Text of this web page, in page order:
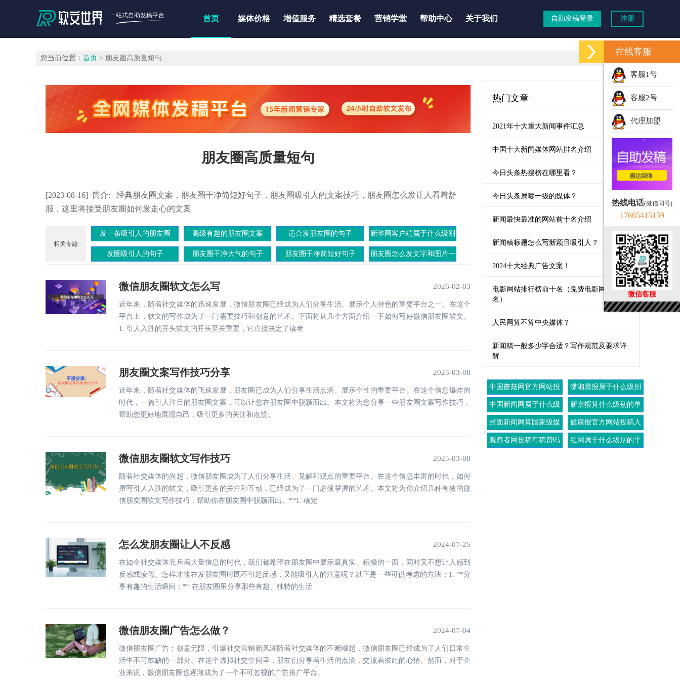
一站式自助发稿平台 首页 媒体价格 增值服务 精选套餐 营销学堂 帮助中心 关于我们 自助发稿登录 注册
您当前位置： 首页 > 朋友圈高质量短句
朋友圈高质量短句
[2023-08-16] 简介: 经典朋友圈文案，朋友圈干净简短好句子，朋友圈吸引人的文案技巧，朋友圈怎么发让人看着舒
服，这里将接受朋友圈如何发走心的文案
相关专题
发一条吸引人的朋友圈 高级有趣的朋友圈文案 适合发朋友圈的句子
新华网客户端属于什么级别
的媒体
发圈吸引人的句子
朋友圈干净大气的句子 朋友圈干净简短好句子
朋友圈怎么发文字和图片一
微信朋友圈软文怎么写 2026-02-03
近年来，随着社交媒体的迅速发展，微信朋友圈已经成为人们分享生活、展示个人特色的重要平台之一。在这个
平台上，软文的写作成为了一门需要技巧和创意的艺术。下面将从几个方面介绍一下如何写好微信朋友圈软文。
1. 引人入胜的开头软文的开头至关重要，它直接决定了读者
朋友圈文案写作技巧分享 2025-03-08
近年来，随着社交媒体的飞速发展，朋友圈已成为人们分享生活点滴、展示个性的重要平台。在这个信息爆炸的
时代，一篇引人注目的朋友圈文案，可以让您在朋友圈中脱颖而出。本文将为您分享一些朋友圈文案写作技巧，
帮助您更好地展现自己，吸引更多的关注和点赞。
微信朋友圈软文写作技巧 2025-03-08
随着社交媒体的兴起，微信朋友圈成为了人们分享生活、见解和观点的重要平台。在这个信息丰富的时代，如何
撰写引人入胜的软文，吸引更多的关注和互动，已经成为了一门必须掌握的艺术。本文将为你介绍几种有效的微
信朋友圈软文写作技巧，帮助你在朋友圈中脱颖而出。**1. 确定
怎么发朋友圈让人不反感 2024-07-25
在如今社交媒体充斥着大量信息的时代，我们都希望在朋友圈中展示最真实、积极的一面，同时又不想让人感到
反感或疲倦。怎样才能在发朋友圈时既不引起反感，又能吸引人的注意呢？以下是一些可供考虑的方法：1. **分
享有趣的生活瞬间：** 在朋友圈里分享那些有趣、独特的生活
微信朋友圈广告怎么做？ 2024-07-04
微信朋友圈广告：创意无限，引爆社交营销新风潮随着社交媒体的不断崛起，微信朋友圈已经成为了人们日常生
活中不可或缺的一部分。在这个虚拟社交空间里，朋友们分享着生活的点滴，交流着彼此的心情。然而，对于企
业来说，微信朋友圈也逐渐成为了一个不可忽视的广告推广平台。
热门文章
2021年十大重大新闻事件汇总
中国十大新闻媒体网站排名介绍
今日头条热搜榜在哪里看？
今日头条属哪一级的媒体？
新闻最快最准的网站前十名介绍
新闻稿标题怎么写新颖且吸引人？
2024十大经典广告文案！
电影网站排行榜前十名（免费电影网站排
名）
人民网算不算中央媒体？
新闻稿一般多少字合适？写作规范及要求详
解
中国蘑菇网官方网站投
稿入口
潇湘晨报属于什么级别
的媒体
中国新闻网属于什么级
别的媒体
新京报算什么级别的单
位
封面新闻网算国家级媒
体吗
健康报官方网站投稿入
口
观察者网投稿有稿费吗
红网属于什么级别的平
在线客服
客服1号
客服2号
代理加盟
热线电话(微信同号)
17665415159
微信客服